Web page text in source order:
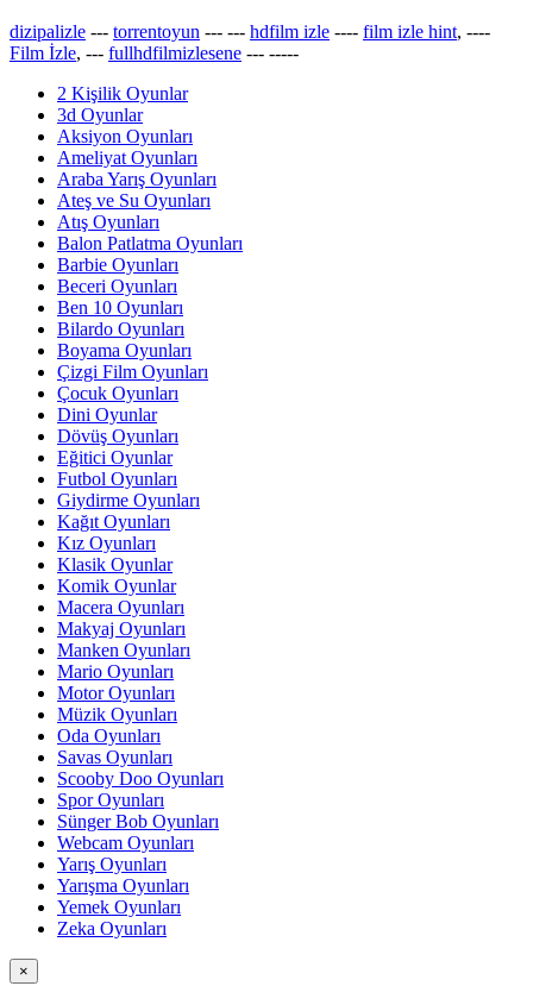
dizipalizle --- torrentoyun --- --- hdfilm izle ---- film izle hint, ----
Film İzle, --- fullhdfilmizlesene --- -----
2 Kişilik Oyunlar
3d Oyunlar
Aksiyon Oyunları
Ameliyat Oyunları
Araba Yarış Oyunları
Ateş ve Su Oyunları
Atış Oyunları
Balon Patlatma Oyunları
Barbie Oyunları
Beceri Oyunları
Ben 10 Oyunları
Bilardo Oyunları
Boyama Oyunları
Çizgi Film Oyunları
Çocuk Oyunları
Dini Oyunlar
Dövüş Oyunları
Eğitici Oyunlar
Futbol Oyunları
Giydirme Oyunları
Kağıt Oyunları
Kız Oyunları
Klasik Oyunlar
Komik Oyunlar
Macera Oyunları
Makyaj Oyunları
Manken Oyunları
Mario Oyunları
Motor Oyunları
Müzik Oyunları
Oda Oyunları
Savas Oyunları
Scooby Doo Oyunları
Spor Oyunları
Sünger Bob Oyunları
Webcam Oyunları
Yarış Oyunları
Yarışma Oyunları
Yemek Oyunları
Zeka Oyunları
×